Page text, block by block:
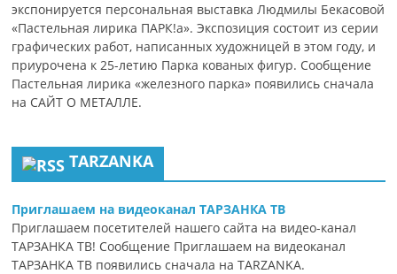
экспонируется персональная выставка Людмилы Бекасовой
«Пастельная лирика ПАРК!а». Экспозиция состоит из серии
графических работ, написанных художницей в этом году, и
приурочена к 25-летию Парка кованых фигур. Сообщение
Пастельная лирика «железного парка» появились сначала
на САЙТ О МЕТАЛЛЕ.
TARZANKA
Приглашаем на видеоканал ТАРЗАНКА ТВ
Приглашаем посетителей нашего сайта на видео-канал
ТАРЗАНКА ТВ! Сообщение Приглашаем на видеоканал
ТАРЗАНКА ТВ появились сначала на TARZANKA.